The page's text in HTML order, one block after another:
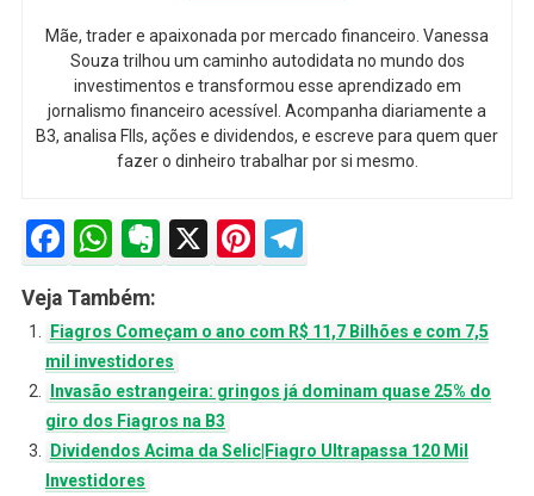
Mãe, trader e apaixonada por mercado financeiro. Vanessa
Souza trilhou um caminho autodidata no mundo dos
investimentos e transformou esse aprendizado em
jornalismo financeiro acessível. Acompanha diariamente a
B3, analisa FIIs, ações e dividendos, e escreve para quem quer
fazer o dinheiro trabalhar por si mesmo.
Facebook
WhatsApp
Evernote
X Pinterest
Veja Também:
Fiagros Começam o ano com R$ 11,7 Bilhões e com 7,5
mil investidores
Invasão estrangeira: gringos já dominam quase 25% do
giro dos Fiagros na B3
Dividendos Acima da Selic|Fiagro Ultrapassa 120 Mil
Investidores